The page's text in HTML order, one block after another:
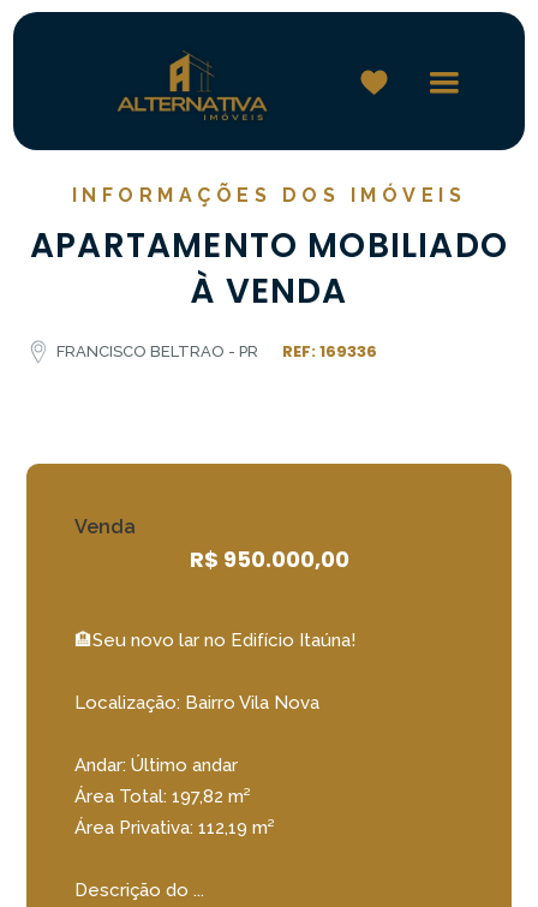
INFORMAÇÕES DOS IMÓVEIS
APARTAMENTO MOBILIADO
À VENDA
FRANCISCO BELTRAO - PR REF: 169336
Venda
R$ 950.000,00
🏨Seu novo lar no Edifício Itaúna!
Localização: Bairro Vila Nova
Andar: Último andar
Área Total: 197,82 m²
Área Privativa: 112,19 m²
Descrição do ...